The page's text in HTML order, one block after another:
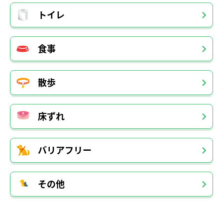
トイレ
食事
散歩
床ずれ
バリアフリー
その他